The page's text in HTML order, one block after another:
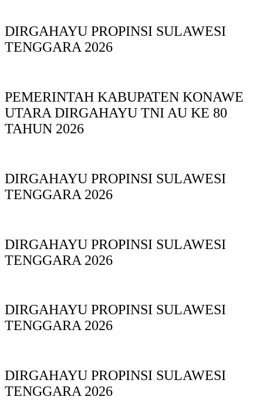
DIRGAHAYU PROPINSI SULAWESI
TENGGARA 2026
PEMERINTAH KABUPATEN KONAWE
UTARA DIRGAHAYU TNI AU KE 80
TAHUN 2026
DIRGAHAYU PROPINSI SULAWESI
TENGGARA 2026
DIRGAHAYU PROPINSI SULAWESI
TENGGARA 2026
DIRGAHAYU PROPINSI SULAWESI
TENGGARA 2026
DIRGAHAYU PROPINSI SULAWESI
TENGGARA 2026